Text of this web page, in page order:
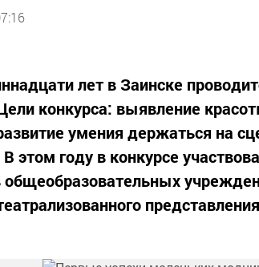
лет в Заинске
конкурса: выявление
умения держаться на
этом году в конкурсе
общеобразовательных